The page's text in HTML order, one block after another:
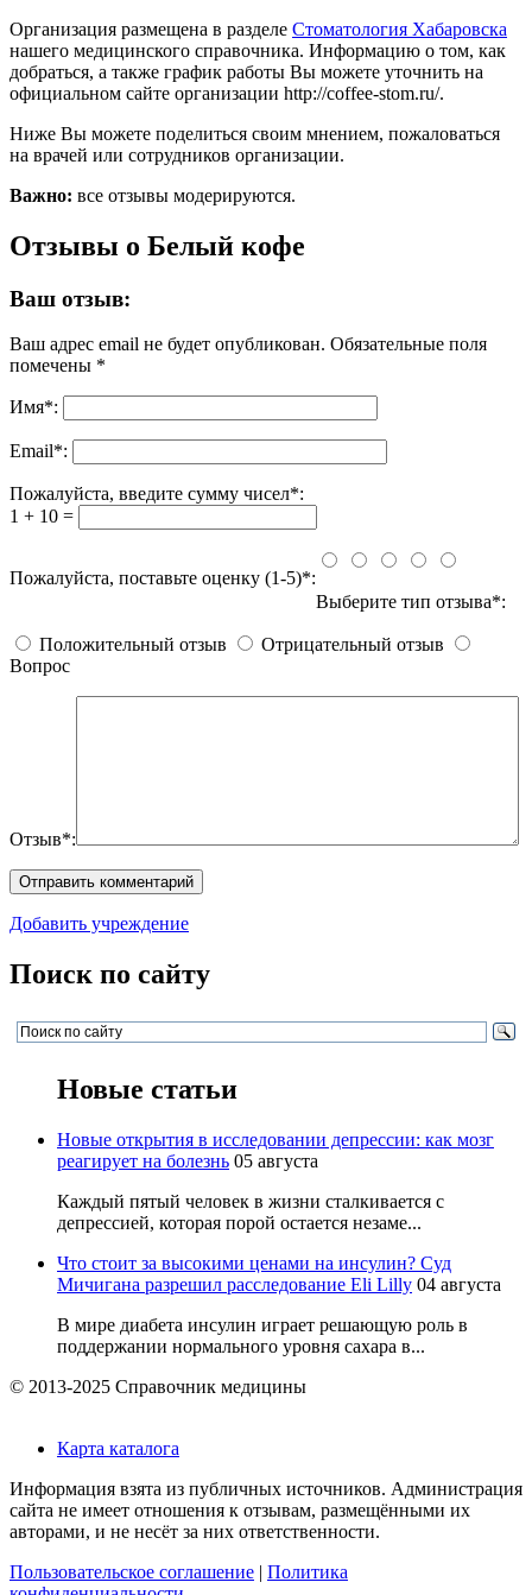
Организация размещена в разделе Стоматология Хабаровска
нашего медицинского справочника. Информацию о том, как
добраться, а также график работы Вы можете уточнить на
официальном сайте организации http://coffee-stom.ru/.
Ниже Вы можете поделиться своим мнением, пожаловаться
на врачей или сотрудников организации.
Важно: все отзывы модерируются.
Отзывы о Белый кофе
Ваш отзыв:
Ваш адрес email не будет опубликован. Обязательные поля
помечены *
Имя*:
Email*:
Пожалуйста, введите сумму чисел*:
1 + 10 =
Пожалуйста, поставьте оценку (1-5)*:
Выберите тип отзыва*:
Положительный отзыв
Отрицательный отзыв
Вопрос
Отзыв*:
Добавить учреждение
Поиск по сайту
Новые статьи
Новые открытия в исследовании депрессии: как мозг
реагирует на болезнь 05 августа
Каждый пятый человек в жизни сталкивается с
депрессией, которая порой остается незаме...
Что стоит за высокими ценами на инсулин? Суд
Мичигана разрешил расследование Eli Lilly 04 августа
В мире диабета инсулин играет решающую роль в
поддержании нормального уровня сахара в...
© 2013-2025 Справочник медицины
Карта каталога
Информация взята из публичных источников. Администрация
сайта не имеет отношения к отзывам, размещёнными их
авторами, и не несёт за них ответственности.
Пользовательское соглашение | Политика